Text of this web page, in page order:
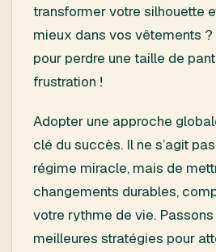
transformer votre silhouette
mieux dans vos vêtements ?
pour perdre une taille de
frustration !
Adopter une approche
clé du succès. Il ne s’agit
régime miracle, mais de
changements durables,
votre rythme de vie.
meilleures stratégies pour